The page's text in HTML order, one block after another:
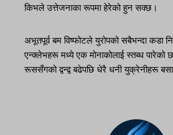
किभले उत्तेजनाका रूपमा हेरेको हुन सक्छ।
अभूतपूर्व बम विष्फोटले युरोपको सबैभन्दा कडा
एन्क्लेभहरू मध्ये एक मोनाकोलाई स्तब्ध पारेको
रूससँगको द्वन्द्व बढेपछि धेरै धनी युक्रेनीहरू